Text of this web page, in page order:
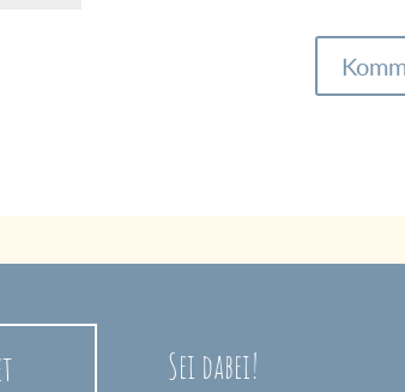
Sei dabei!